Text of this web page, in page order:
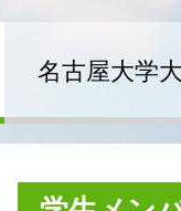
名古屋大学